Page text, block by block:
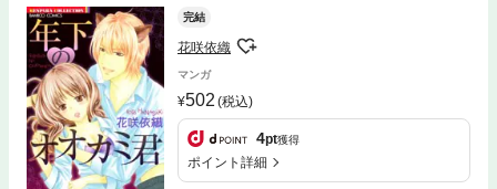
完結
花咲依織
マンガ
502 (税込)
4pt獲得
ポイント詳細